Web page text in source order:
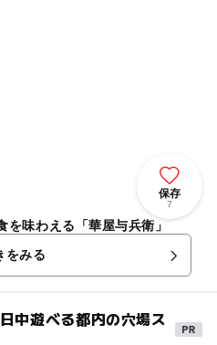
保存
7
味わえる「華屋与兵衛」
をみる
中遊べる都内の穴場ス